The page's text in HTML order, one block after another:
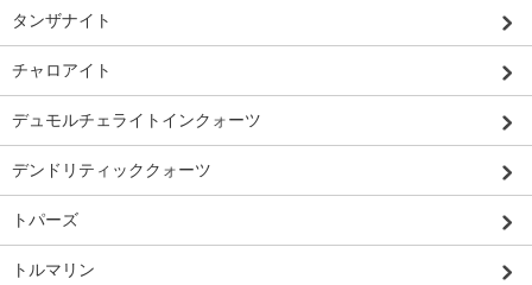
タンザナイト
チャロアイト
デュモルチェライトインクォーツ
デンドリティッククォーツ
トパーズ
トルマリン